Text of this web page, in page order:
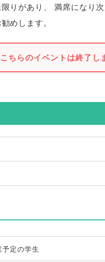
りがあり 、 満席になり
めします。
こちらのイベントは終了し
定の学生